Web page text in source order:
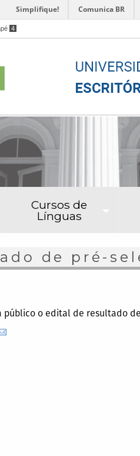
Simplifique! Comunica BR
4
Cursos de
Línguas
de pré-
o edital de resultado